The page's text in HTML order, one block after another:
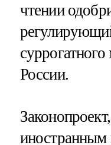
чтении
России.
иностранным